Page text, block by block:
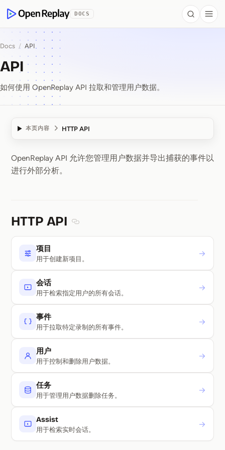
OpenReplay
DOCS Search
Docs / API
API
如何使用 OpenReplay API 拉取和管理用户数据。
本页内容 HTTP API
API
OpenReplay API 允许您管理用户数据并导出捕获的事件以
进行外部分析。
HTTP API
项目
用于创建新项目。
→
会话
用于检索指定用户的所有会话。
→
事件
用于拉取特定录制的所有事件。
→
用户
用于控制和删除用户数据。
→
任务
用于管理用户数据删除任务。
→
Assist
用于检索实时会话。
→